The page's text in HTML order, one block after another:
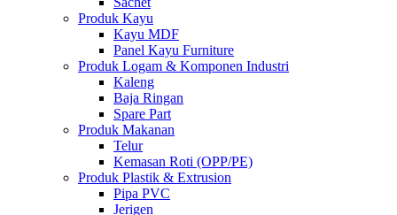
Produk Kayu
Kayu MDF
Panel Kayu Furniture
Produk Logam & Komponen Industri
Kaleng
Baja Ringan
Spare Part
Produk Makanan
Telur
Kemasan Roti (OPP/PE)
Produk Plastik & Extrusion
Pipa PVC
Jerigen